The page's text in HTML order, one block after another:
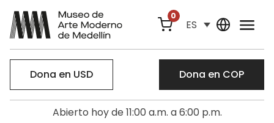
0
ES
Dona en USD Dona en COP
Abierto hoy de 11:00 a.m. a 6:00 p.m.